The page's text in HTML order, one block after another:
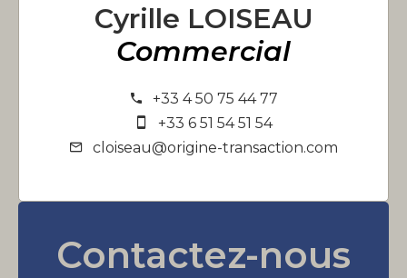
Cyrille LOISEAU
Commercial
+33 4 50 75 44 77
+33 6 51 54 51 54
cloiseau@origine-transaction.com
Contactez-nous